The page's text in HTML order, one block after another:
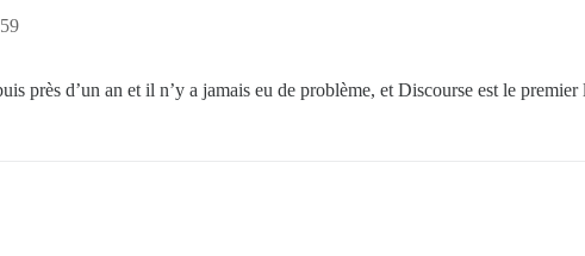
près d’un an et il n’y a jamais eu de problème, et Discourse est le